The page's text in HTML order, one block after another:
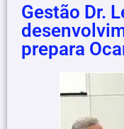
Gestão Dr.
prepara